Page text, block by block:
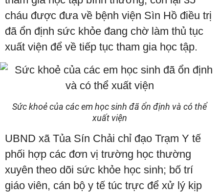
cháu được đưa về bệnh viện Sìn Hồ điều trị
đã ổn định sức khỏe đang chờ làm thủ tục
xuất viện để về tiếp tục tham gia học tập.
Sức khoẻ của các em học sinh đã ổn định và có thể
xuất viện
UBND xã Tủa Sín Chải chỉ đạo Trạm Y tế
phối hợp các đơn vị trường học thường
xuyên theo dõi sức khỏe học sinh; bố trí
giáo viên, cán bộ y tế túc trực để xử lý kịp